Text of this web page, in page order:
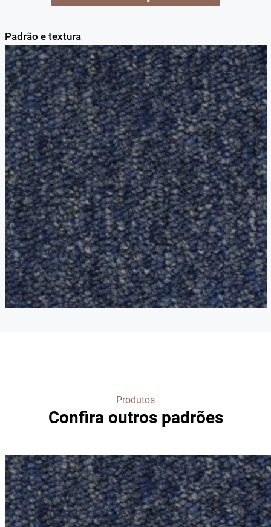
Padrão e textura
Produtos
Confira outros padrões